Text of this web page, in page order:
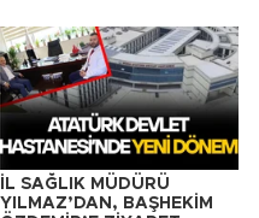
İL SAĞLIK MÜDÜRÜ
YILMAZ’DAN, BAŞHEKİM